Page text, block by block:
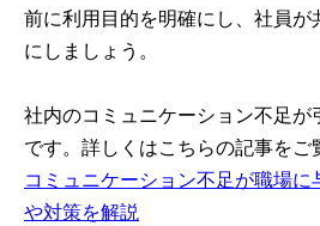
前に利用目的を明確にし、社員が
にしましょう。
社内のコミュニケーション不足が
です。詳しくはこちらの記事をご
コミュニケーション不足が職場
や対策を解説